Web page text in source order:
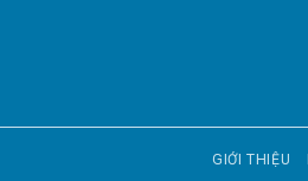
GIỚI THIỆU